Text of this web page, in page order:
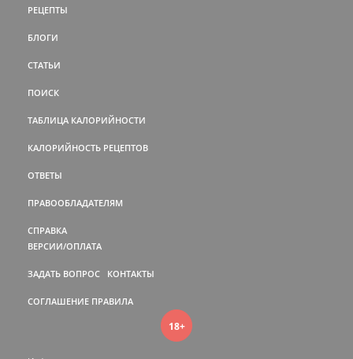
РЕЦЕПТЫ
БЛОГИ
СТАТЬИ
ПОИСК
ТАБЛИЦА КАЛОРИЙНОСТИ
КАЛОРИЙНОСТЬ РЕЦЕПТОВ
ОТВЕТЫ
ПРАВООБЛАДАТЕЛЯМ
СПРАВКА
ВЕРСИИ/ОПЛАТА
ЗАДАТЬ ВОПРОС КОНТАКТЫ
СОГЛАШЕНИЕ ПРАВИЛА
18+